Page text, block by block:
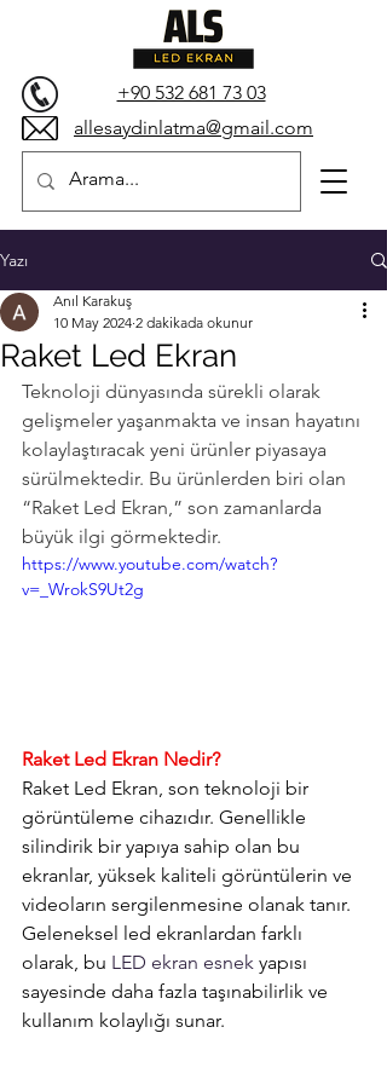
+90 532 681 73 03
allesaydinlatma@gmail.com
Yazı
Raket Led Ekran
Anıl Karakuş
10 May 2024 2 dakikada okunur
Teknoloji dünyasında sürekli olarak
gelişmeler yaşanmakta ve insan hayatını
kolaylaştıracak yeni ürünler piyasaya
sürülmektedir. Bu ürünlerden biri olan
“Raket Led Ekran,” son zamanlarda
büyük ilgi görmektedir.
https://www.youtube.com/watch?
v=_WrokS9Ut2g
Raket Led Ekran Nedir?
Raket Led Ekran, son teknoloji bir
görüntüleme cihazıdır. Genellikle
silindirik bir yapıya sahip olan bu
ekranlar, yüksek kaliteli görüntülerin ve
videoların sergilenmesine olanak tanır.
Geleneksel led ekranlardan farklı
olarak, bu LED ekran esnek yapısı
sayesinde daha fazla taşınabilirlik ve
kullanım kolaylığı sunar.